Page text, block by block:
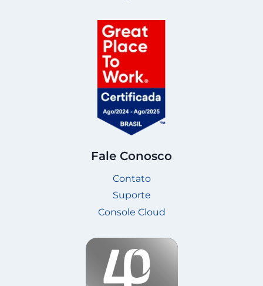
Fale Conosco
Contato
Suporte
Console Cloud